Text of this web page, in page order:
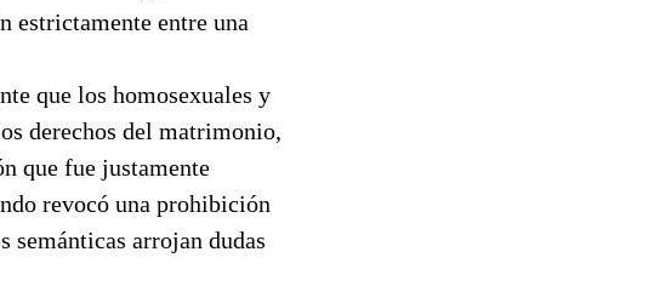
estrictamente entre una
que los homosexuales y
derechos del matrimonio,
que fue justamente
revocó una prohibición
semánticas arrojan dudas